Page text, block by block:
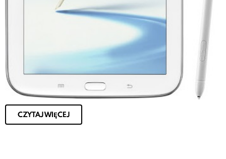
CZYTAJ WIĘCEJ